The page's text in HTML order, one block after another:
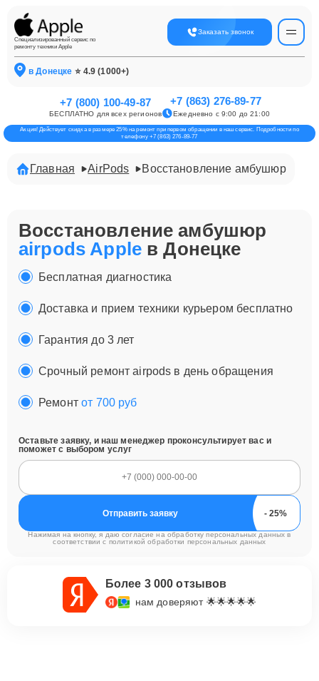
Специализированный сервис по
ремонту техники Apple
Заказать звонок
в Донецке ⭐ 4.9 (1000+)
+7 (800) 100-49-87
БЕСПЛАТНО для всех регионов
+7 (863) 276-89-77
Ежедневно с 9:00 до 21:00
Акция! Действует скидка в размере 25% на ремонт при первом обращении в наш сервис. Подробности по
телефону +7 (863) 276-89-77
Главная AirPods Восстановление амбушюр
Восстановление амбушюр
airpods Appleв Донецке
Бесплатная диагностика
Доставка и прием техники курьером бесплатно
Гарантия до 3 лет
Срочный ремонт airpods в день обращения
Ремонтот 700 руб
Оставьте заявку, и наш менеджер проконсультирует вас и
поможет с выбором услуг
Отправить заявку
Нажимая на кнопку, я даю согласие на обработку персональных данных в
соответствии с политикой обработки персональных данных
Более 3 000 отзывов
нам доверяют 🌟🌟🌟🌟🌟